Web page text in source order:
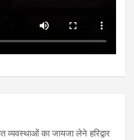
व्यवस्थाओं का जायजा लेने हरिद्वार